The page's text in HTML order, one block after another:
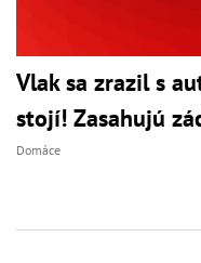
Vlak sa zrazil s
stojí! Zasahujú
Domáce